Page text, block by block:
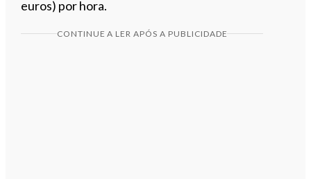
euros) por hora.
CONTINUE A LER APÓS A PUBLICIDADE